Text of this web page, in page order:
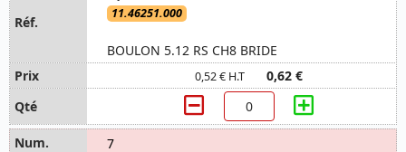
11.46251.000
BOULON 5.12 RS CH8 BRIDE
0,52 € H.T 0,62 €
7